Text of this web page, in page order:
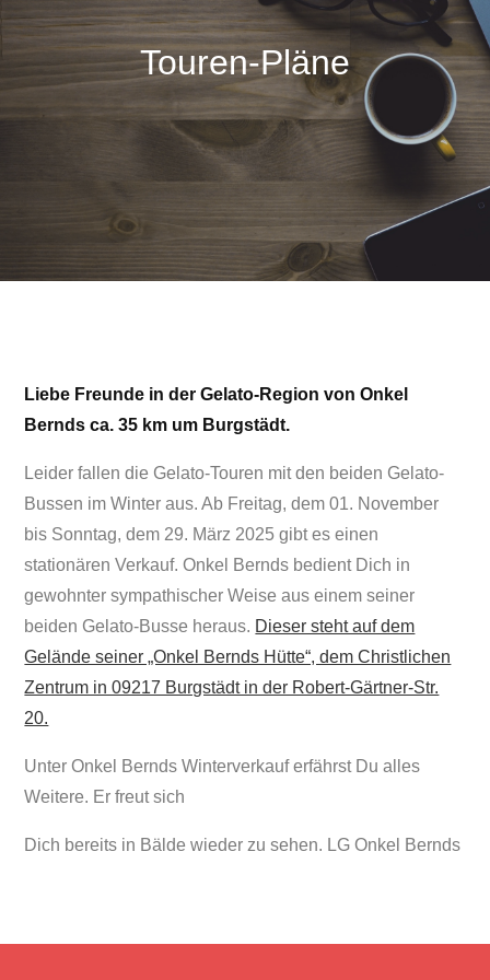
Touren-Pläne
Liebe Freunde in der Gelato-Region von Onkel
Bernds ca. 35 km um Burgstädt.
Leider fallen die Gelato-Touren mit den beiden Gelato-
Bussen im Winter aus. Ab Freitag, dem 01. November
bis Sonntag, dem 29. März 2025 gibt es einen
stationären Verkauf. Onkel Bernds bedient Dich in
gewohnter sympathischer Weise aus einem seiner
beiden Gelato-Busse heraus. Dieser steht auf dem
Gelände seiner „Onkel Bernds Hütte“, dem Christlichen
Zentrum in 09217 Burgstädt in der Robert-Gärtner-Str.
20.
Unter Onkel Bernds Winterverkauf erfährst Du alles
Weitere. Er freut sich
Dich bereits in Bälde wieder zu sehen. LG Onkel Bernds